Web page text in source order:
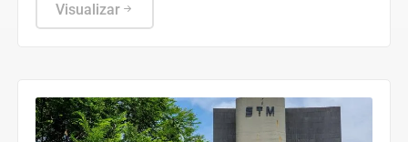
Visualizar